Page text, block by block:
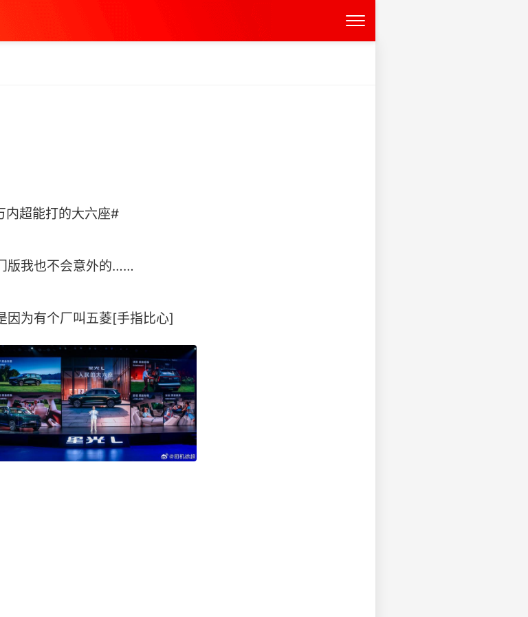
内超能打的大六座#
版我也不会意外的……
为有个厂叫五菱[手指比心]